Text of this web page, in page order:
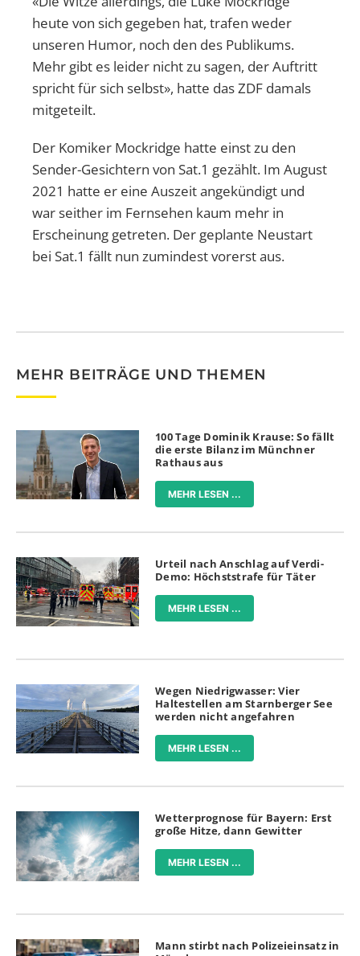
heute von sich gegeben hat, trafen weder
unseren Humor, noch den des Publikums.
Mehr gibt es leider nicht zu sagen, der Auftritt
spricht für sich selbst», hatte das ZDF damals
mitgeteilt.
Der Komiker Mockridge hatte einst zu den
Sender-Gesichtern von Sat.1 gezählt. Im August
2021 hatte er eine Auszeit angekündigt und
war seither im Fernsehen kaum mehr in
Erscheinung getreten. Der geplante Neustart
bei Sat.1 fällt nun zumindest vorerst aus.
MEHR BEITRÄGE UND THEMEN
100 Tage Dominik Krause: So fällt
die erste Bilanz im Münchner
Rathaus aus
MEHR LESEN ...
Urteil nach Anschlag auf Verdi-
Demo: Höchststrafe für Täter
MEHR LESEN ...
Wegen Niedrigwasser: Vier
Haltestellen am Starnberger See
werden nicht angefahren
MEHR LESEN ...
Wetterprognose für Bayern: Erst
große Hitze, dann Gewitter
MEHR LESEN ...
Mann stirbt nach Polizeieinsatz in